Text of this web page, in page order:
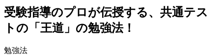
受験指導のプロが伝授する、共通テス
トの「王道」の勉強法！
勉強法